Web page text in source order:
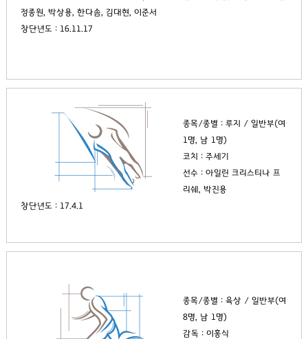
정종원, 박상용, 한다솜, 김대현, 이준서
창단년도 : 16.11.17
종목/종별 : 루지 / 일반부(여
1명, 남 1명)
코치 : 주세기
선수 : 아일린 크리스티나 프
리쉐, 박진용
창단년도 : 17.4.1
종목/종별 : 육상 / 일반부(여
8명, 남 1명)
감독 : 이홍식